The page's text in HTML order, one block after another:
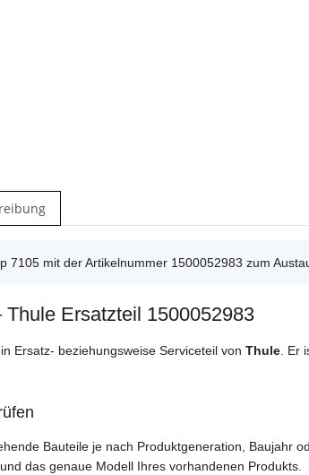
7105 mit der Artikelnummer 1500052983 zum
Ersatzteil 1500052983
Ersatz- beziehungsweise Serviceteil von Thule. Er
Bauteile je nach Produktgeneration, Baujahr
und das genaue Modell Ihres vorhandenen Produkts.